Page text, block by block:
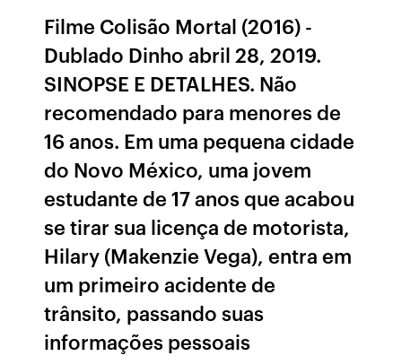
Filme Colisão Mortal (2016) -
Dublado Dinho abril 28, 2019.
SINOPSE E DETALHES. Não
recomendado para menores de
16 anos. Em uma pequena cidade
do Novo México, uma jovem
estudante de 17 anos que acabou
se tirar sua licença de motorista,
Hilary (Makenzie Vega), entra em
um primeiro acidente de
trânsito, passando suas
informações pessoais